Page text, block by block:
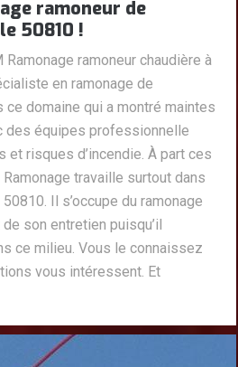
ramoneur de
50810 !
ramoneur chaudière à
en ramonage de
domaine qui a montré maintes
des équipes professionnelle
risques d’incendie. À part ces
travaille surtout dans
Il s’occupe du ramonage
son entretien puisqu’il
ce milieu. Vous le connaissez
vous intéressent. Et